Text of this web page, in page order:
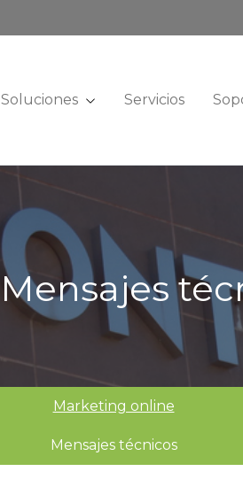
Soluciones Servicios
Mensajes
Marketing online
Mensajes técnicos